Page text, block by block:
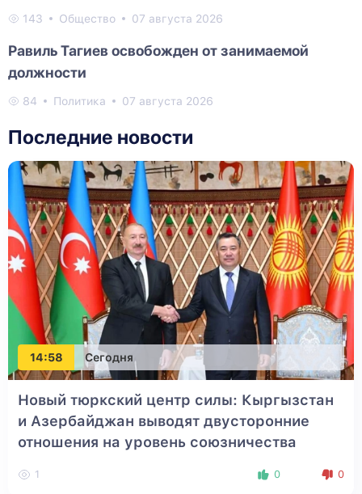
143 Общество 07 августа 2026
Равиль Тагиев освобожден от занимаемой
должности
84 Политика 07 августа 2026
Последние новости
14:58 Сегодня
Новый тюркский центр силы: Кыргызстан
и Азербайджан выводят двусторонние
отношения на уровень союзничества
1 0 0